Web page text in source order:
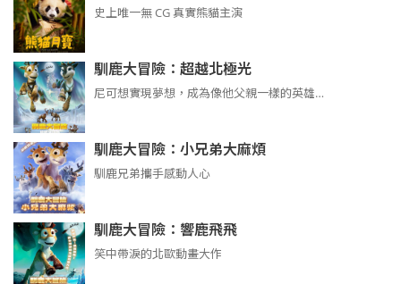
史上唯一無 CG 真實熊貓主演
馴鹿大冒險：超越北極光
尼可想實現夢想，成為像他父親一樣的英雄…
馴鹿大冒險：小兄弟大麻煩
馴鹿兄弟攜手感動人心
馴鹿大冒險：響鹿飛飛
笑中帶淚的北歐動畫大作